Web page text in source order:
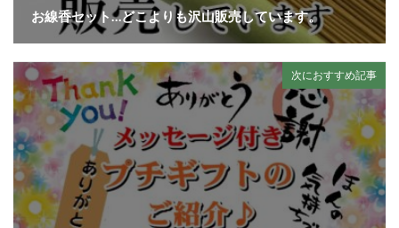
お線香セット…どこよりも沢山販売しています。
次におすすめ記事